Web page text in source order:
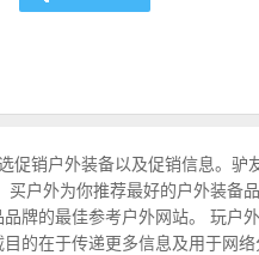
促销户外装备以及促销信息。驴
户外为你推荐最好的户外装备
牌的最佳参考户外网站。 玩户外
的在于传递更多信息及用于网